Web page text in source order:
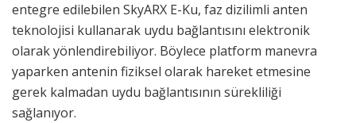
entegre edilebilen SkyARX E-Ku, faz dizilimli anten
teknolojisi kullanarak uydu bağlantısını elektronik
olarak yönlendirebiliyor. Böylece platform manevra
yaparken antenin fiziksel olarak hareket etmesine
gerek kalmadan uydu bağlantısının sürekliliği
sağlanıyor.